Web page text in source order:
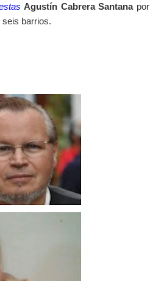
Agustín Cabrera Santanapor
seis barrios.